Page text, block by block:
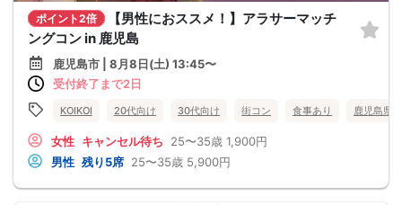
ポイント2倍
【男性におススメ！】アラサーマッチ
ングコン in 鹿児島
鹿児島市 | 8月8日(土) 13:45〜
受付終了まで2日
KOIKOI 20代向け 30代向け 街コン 食事あり 鹿児島県
女性 キャンセル待ち 25〜35歳 1,900円
男性 残り5席 25〜35歳 5,900円